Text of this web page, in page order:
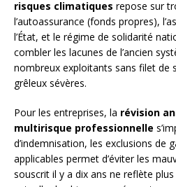
risques climatiques repose sur
l’autoassurance (fonds propres),
l’État, et le régime de solidarité
combler les lacunes de l’ancien
nombreux exploitants sans filet de
grêleux sévères.
Pour les entreprises, la révision
multirisque professionnelle
d’indemnisation, les exclusions de
applicables permet d’éviter les
souscrit il y a dix ans ne reflète